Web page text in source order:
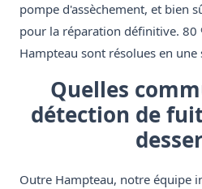
pompe d'assèchement, et bien
pour la réparation définitive. 80
Hampteau sont résolues en une
Quelles
détection de
Outre Hampteau, notre équipe